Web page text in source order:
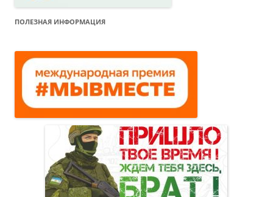
ПОЛЕЗНАЯ ИНФОРМАЦИЯ